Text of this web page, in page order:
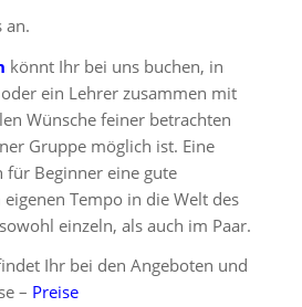
an.
könnt Ihr bei uns buchen, in
ein Lehrer zusammen mit
Wünsche feiner betrachten
Gruppe möglich ist. Eine
für Beginner eine gute
Tempo in die Welt des
einzeln, als auch im Paar.
Ihr bei den Angeboten und
– Preise